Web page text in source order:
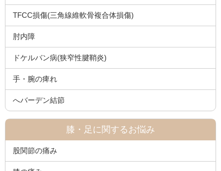
TFCC損傷(三角線維軟骨複合体損傷)
肘内障
ドケルバン病(狭窄性腱鞘炎)
手・腕の痺れ
へバーデン結節
膝・足に関するお悩み
股関節の痛み